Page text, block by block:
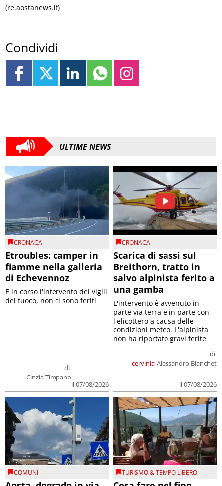
(re.aostanews.it)
Condividi
ULTIME NEWS
CRONACA
Etroubles: camper in
fiamme nella galleria
di Echevennoz
di
Cinzia Timpano
il 07/08/2026
E in corso l'intervento dei vigili
del fuoco, non ci sono feriti
CRONACA
Scarica di sassi sul
Breithorn, tratto in
salvo alpinista ferito a
una gamba
cervinia
di
Alessandro Bianchet
il 07/08/2026
L'intervento è avvenuto in
parte via terra e in parte con
l'elicottero a causa delle
condizioni meteo. L'alpinista
non ha riportato gravi ferite
COMUNI TURISMO & TEMPO LIBERO